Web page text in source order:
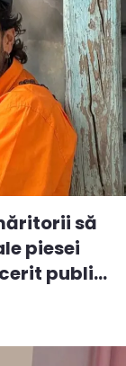
să
piesei
publi...